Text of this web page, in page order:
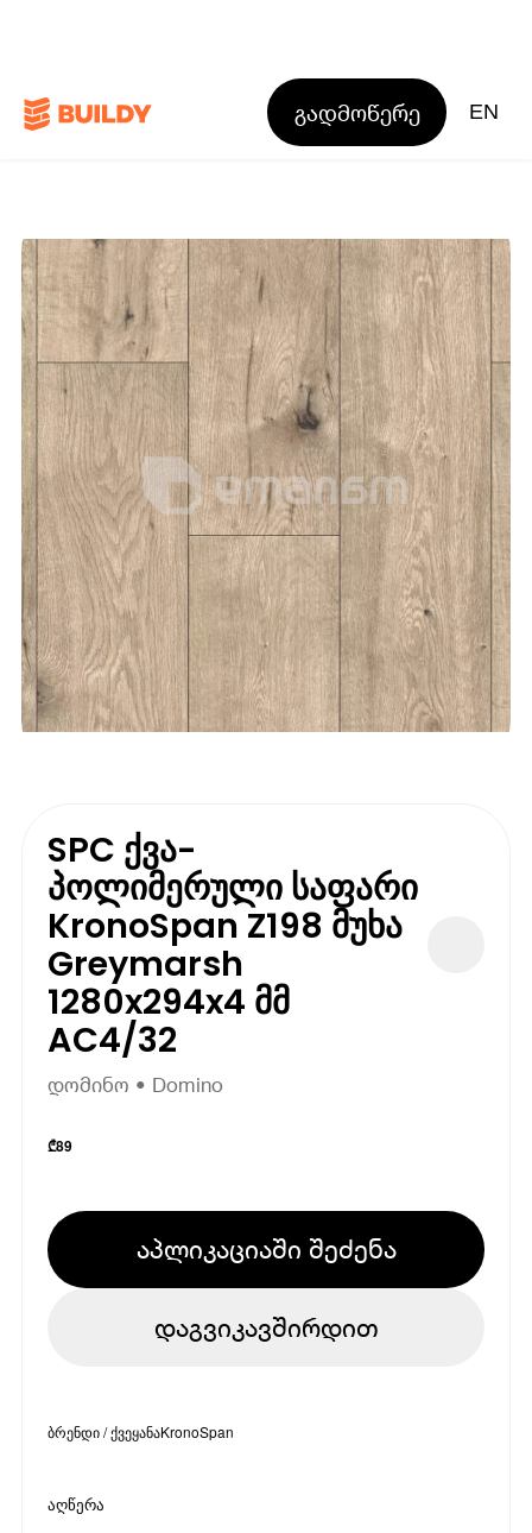
გადმოწერე EN
SPC ქვა-
პოლიმერული საფარი
KronoSpan Z198 მუხა
Greymarsh
1280x294x4 მმ
AC4/32
დომინო • Domino
₾89
აპლიკაციაში შეძენა
დაგვიკავშირდით
ბრენდი / ქვეყანაKronoSpan
აღწერა